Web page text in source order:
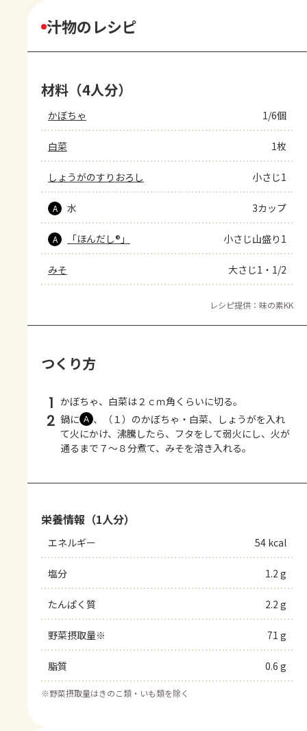
汁物のレシピ
材料（4人分）
かぼちゃ 1/6個
白菜 1枚
しょうがのすりおろし 小さじ1
A 水 3カップ
A 「ほんだし®」 小さじ山盛り1
みそ 大さじ1・1/2
レシピ提供：味の素KK
つくり方
1 かぼちゃ、白菜は２ｃｍ角くらいに切る。
2 鍋に Ａ 、（１）のかぼちゃ・白菜、しょうがを入れ
て火にかけ、沸騰したら、フタをして弱火にし、火が
通るまで７～８分煮て、みそを溶き入れる。
栄養情報（1人分）
エネルギー 54 kcal
塩分 1.2 g
たんぱく質 2.2 g
野菜摂取量※ 71 g
脂質 0.6 g
※野菜摂取量はきのこ類・いも類を除く